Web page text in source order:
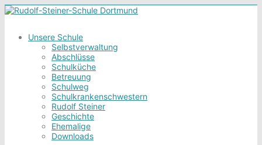
Unsere Schule
Selbstverwaltung
Abschlüsse
Schulküche
Betreuung
Schulweg
Schulkrankenschwestern
Rudolf Steiner
Geschichte
Ehemalige
Downloads